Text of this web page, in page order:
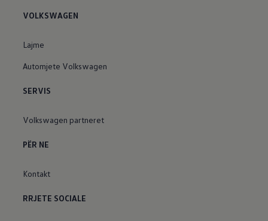
VOLKSWAGEN
Lajme
Automjete Volkswagen
SERVIS
Volkswagen partneret
PËR NE
Kontakt
RRJETE SOCIALE